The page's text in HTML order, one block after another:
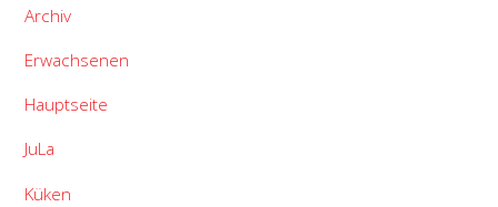
Archiv
Erwachsenen
Hauptseite
JuLa
Küken